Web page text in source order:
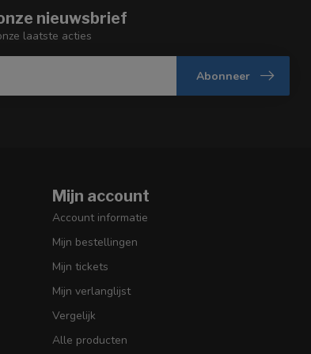
nieuwsbrief
laatste acties
Abonneer
Mijn account
Account informatie
Mijn bestellingen
Mijn tickets
Mijn verlanglijst
Vergelijk
Alle producten